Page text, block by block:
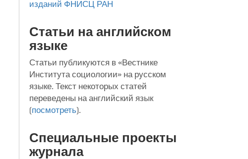
изданий ФНИСЦ РАН
Статьи на английском
языке
Статьи публикуются в «Вестнике
Института социологии» на русском
языке. Текст некоторых статей
переведены на английский язык
(посмотреть).
Специальные проекты
журнала